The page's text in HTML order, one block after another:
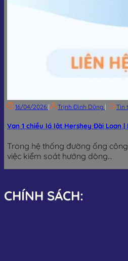
16/04/2026 | Trịnh Đình Dũng | Tin
Van 1 chiều lá lật Hershey Đài Loan |
Trong hệ thống đường ống
việc kiểm soát hướng dòng...
CHÍNH SÁCH: